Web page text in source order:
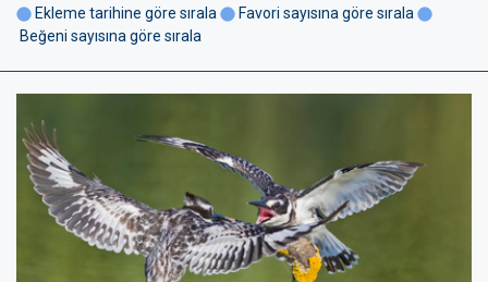
Ekleme tarihine göre sırala
Favori sayısına göre sırala
Beğeni sayısına göre sırala